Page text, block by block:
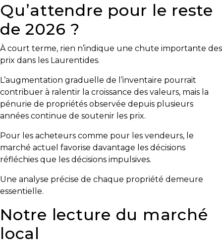
Qu’attendre pour le reste
de 2026 ?
À court terme, rien n’indique une chute importante des
prix dans les Laurentides.
L’augmentation graduelle de l’inventaire pourrait
contribuer à ralentir la croissance des valeurs, mais la
pénurie de propriétés observée depuis plusieurs
années continue de soutenir les prix.
Pour les acheteurs comme pour les vendeurs, le
marché actuel favorise davantage les décisions
réfléchies que les décisions impulsives.
Une analyse précise de chaque propriété demeure
essentielle.
Notre lecture du marché
local